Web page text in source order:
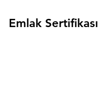
Emlak Sertifikası